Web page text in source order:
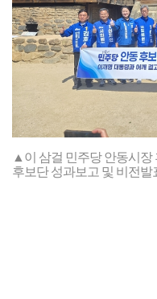
▲이 삼걸 민주당 안동시장
후보단 성과보고 및 비전